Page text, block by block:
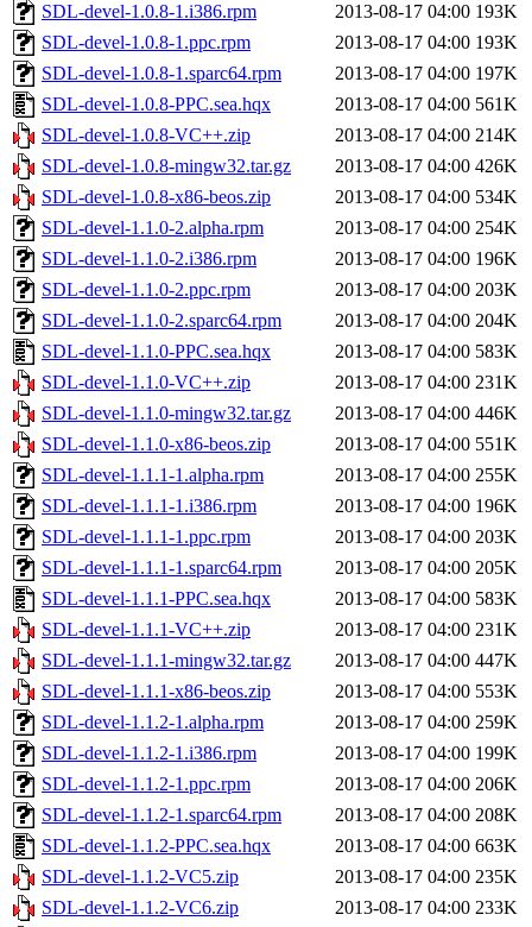
SDL-devel-1.0.8-1.i386.rpm
2013-08-17 04:00 193K
SDL-devel-1.0.8-1.ppc.rpm
2013-08-17 04:00 193K
SDL-devel-1.0.8-1.sparc64.rpm
2013-08-17 04:00 197K
SDL-devel-1.0.8-PPC.sea.hqx
2013-08-17 04:00 561K
SDL-devel-1.0.8-VC++.zip
2013-08-17 04:00 214K
SDL-devel-1.0.8-mingw32.tar.gz
2013-08-17 04:00 426K
SDL-devel-1.0.8-x86-beos.zip
2013-08-17 04:00 534K
SDL-devel-1.1.0-2.alpha.rpm
2013-08-17 04:00 254K
SDL-devel-1.1.0-2.i386.rpm
2013-08-17 04:00 196K
SDL-devel-1.1.0-2.ppc.rpm
2013-08-17 04:00 203K
SDL-devel-1.1.0-2.sparc64.rpm
2013-08-17 04:00 204K
SDL-devel-1.1.0-PPC.sea.hqx
2013-08-17 04:00 583K
SDL-devel-1.1.0-VC++.zip
2013-08-17 04:00 231K
SDL-devel-1.1.0-mingw32.tar.gz
2013-08-17 04:00 446K
SDL-devel-1.1.0-x86-beos.zip
2013-08-17 04:00 551K
SDL-devel-1.1.1-1.alpha.rpm
2013-08-17 04:00 255K
SDL-devel-1.1.1-1.i386.rpm
2013-08-17 04:00 196K
SDL-devel-1.1.1-1.ppc.rpm
2013-08-17 04:00 203K
SDL-devel-1.1.1-1.sparc64.rpm
2013-08-17 04:00 205K
SDL-devel-1.1.1-PPC.sea.hqx
2013-08-17 04:00 583K
SDL-devel-1.1.1-VC++.zip
2013-08-17 04:00 231K
SDL-devel-1.1.1-mingw32.tar.gz
2013-08-17 04:00 447K
SDL-devel-1.1.1-x86-beos.zip
2013-08-17 04:00 553K
SDL-devel-1.1.2-1.alpha.rpm
2013-08-17 04:00 259K
SDL-devel-1.1.2-1.i386.rpm
2013-08-17 04:00 199K
SDL-devel-1.1.2-1.ppc.rpm
2013-08-17 04:00 206K
SDL-devel-1.1.2-1.sparc64.rpm
2013-08-17 04:00 208K
SDL-devel-1.1.2-PPC.sea.hqx
2013-08-17 04:00 663K
SDL-devel-1.1.2-VC5.zip
2013-08-17 04:00 235K
SDL-devel-1.1.2-VC6.zip
2013-08-17 04:00 233K